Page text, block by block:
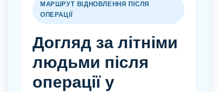
МАРШРУТ ВІДНОВЛЕННЯ ПІСЛЯ
ОПЕРАЦІЇ
Догляд за літніми
людьми після
операції у